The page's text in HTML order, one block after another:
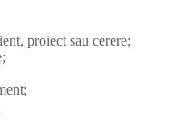
proiect sau cerere;